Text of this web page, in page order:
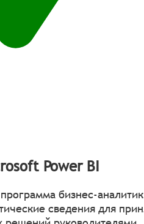
Power BI
бизнес-
сведения для